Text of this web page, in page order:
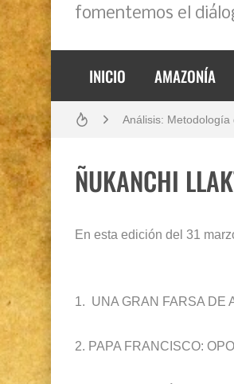
fomentemos el
INICIO AMAZONÍA
Boletín BOLPER -
Análisis:
Opción por los
Boletín BOLPER -
Diálogo y
Creación del distrito
ÑUKANCHI
En esta edición del 31
1. UNA GRAN FARSA DE
2. PAPA FRANCISCO: